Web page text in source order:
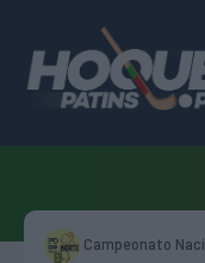
Campeonato